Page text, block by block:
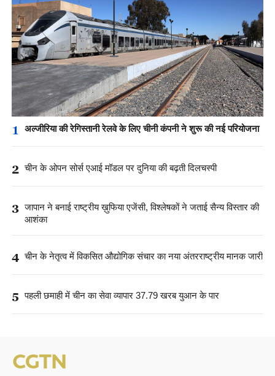
1 अल्जीरिया की रेगिस्तानी रेलवे के लिए चीनी कंपनी ने शुरू की नई परियोजना
2 चीन के ओपन सोर्स एआई मॉडल पर दुनिया की बढ़ती दिलचस्पी
3 जापान ने बनाई राष्ट्रीय ख़ुफिया एजेंसी, विश्लेषकों ने जताई सैन्य विस्तार की
आशंका
4 चीन के नेतृत्व में विकसित औद्योगिक संचार का नया अंतरराष्ट्रीय मानक जारी
5 पहली छमाही में चीन का सेवा व्यापार 37.79 खरब युआन के पार